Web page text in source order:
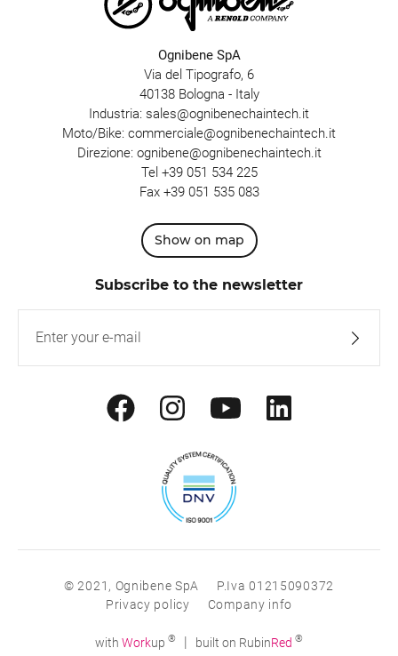
Ognibene SpA
Via del Tipografo, 6
40138 Bologna - Italy
Industria: sales@ognibenechaintech.it
Moto/Bike: commerciale@ognibenechaintech.it
Direzione: ognibene@ognibenechaintech.it
Tel +39 051 534 225
Fax +39 051 535 083
Show on map
Subscribe to the newsletter
© 2021, Ognibene SpA
P.Iva 01215090372
Privacy policy
Company info
with Workup ® | built on RubinRed ®